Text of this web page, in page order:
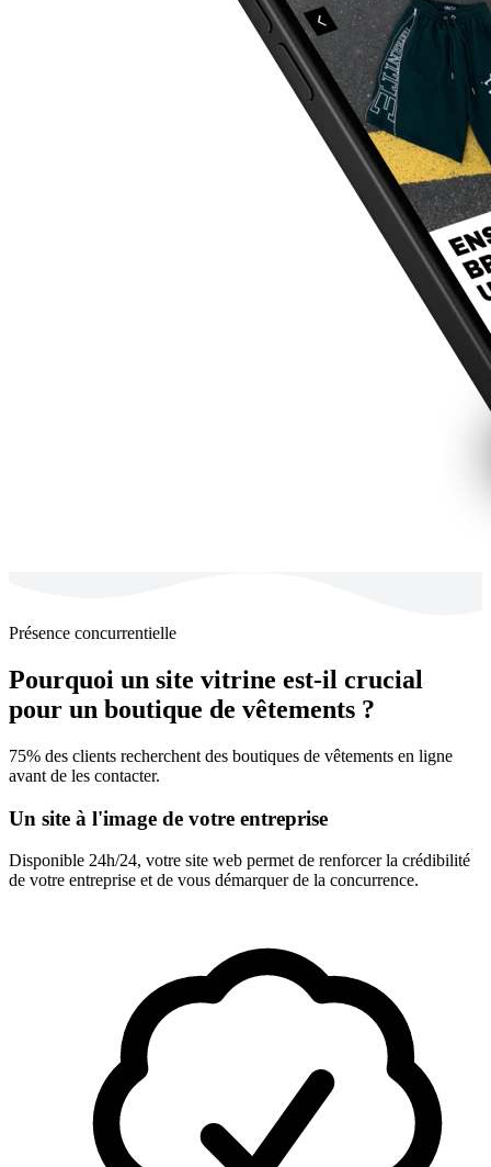
Présence concurrentielle
Pourquoi un site vitrine est-il crucial
pour un boutique de vêtements ?
75% des clients recherchent des boutiques de vêtements en ligne
avant de les contacter.
Un site à l'image de votre entreprise
Disponible 24h/24, votre site web permet de renforcer la crédibilité
de votre entreprise et de vous démarquer de la concurrence.